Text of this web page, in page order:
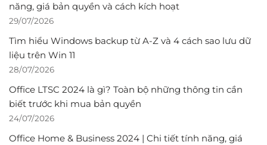
năng, giá bản quyền và cách kích hoạt
29/07/2026
Tìm hiểu Windows backup từ A-Z và 4 cách sao lưu dữ
liệu trên Win 11
28/07/2026
Office LTSC 2024 là gì? Toàn bộ những thông tin cần
biết trước khi mua bản quyền
24/07/2026
Office Home & Business 2024 | Chi tiết tính năng, giá